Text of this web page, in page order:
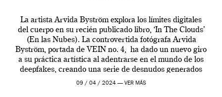
La artista Arvida Byström explora los límites digitales
del cuerpo en su recién publicado libro, ‘In The Clouds’
(En las Nubes). La controvertida fotógrafa Arvida
Byström, portada de VEIN no. 4, ha dado un nuevo giro
a su práctica artística al adentrarse en el mundo de los
deepfakes, creando una serie de desnudos generados
por […]
09 / 04 / 2024 — VER MÁS